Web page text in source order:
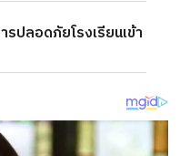
ปลอดภัยโรงเรียนเข้า